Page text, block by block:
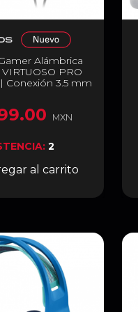
Alámbrica
PRO
Conexión 3.5 mm
de Grafeno de
/ Mac / PS5 / Xbox
/ Switch / Móvil |
MXN
2
al carrito